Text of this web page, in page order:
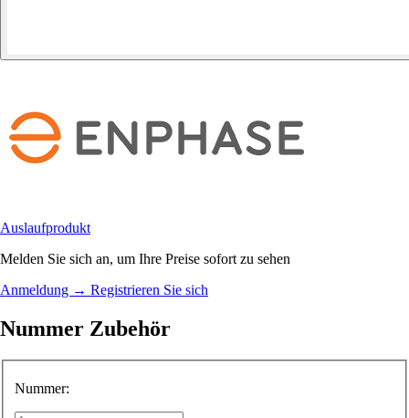
Auslaufprodukt
Melden Sie sich an, um Ihre Preise sofort zu sehen
Anmeldung → Registrieren Sie sich
Nummer Zubehör
Nummer: